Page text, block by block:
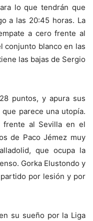
lo que tendrán que
a las 20:45 horas. La
a cero frente al
conjunto blanco en las
las bajas de Sergio
puntos, y apura sus
parece una utopía.
frente al Sevilla en el
de Paco Jémez muy
que ocupa la
Gorka Elustondo y
por lesión y por
su sueño por la Liga